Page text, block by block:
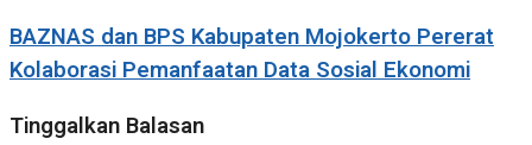
BAZNAS dan BPS Kabupaten Mojokerto Pererat
Kolaborasi Pemanfaatan Data Sosial Ekonomi
Tinggalkan Balasan